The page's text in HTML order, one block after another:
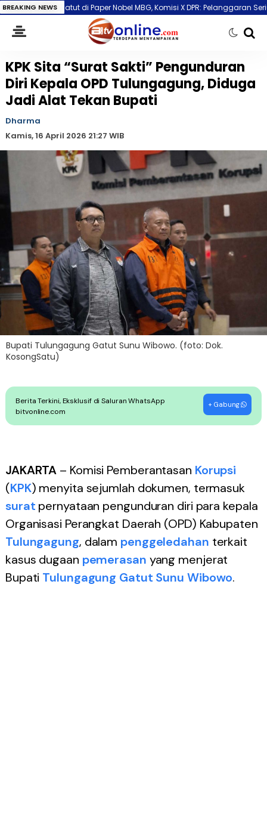
BREAKING NEWS
Paper Nobel MBG, Komisi X DPR: Pelanggaran Serius! Eks Ketua
KPK Sita “Surat Sakti” Pengunduran
Diri Kepala OPD Tulungagung, Diduga
Jadi Alat Tekan Bupati
Dharma
Kamis, 16 April 2026 21:27 WIB
Bupati Tulungagung Gatut Sunu Wibowo. (foto: Dok.
KosongSatu)
Berita Terkini, Eksklusif di Saluran WhatsApp
bitvonline.com
+ Gabung
JAKARTA – Komisi Pemberantasan Korupsi
(KPK) menyita sejumlah dokumen, termasuk
surat pernyataan pengunduran diri para kepala
Organisasi Perangkat Daerah (OPD) Kabupaten
Tulungagung, dalam penggeledahan terkait
kasus dugaan pemerasan yang menjerat
Bupati Tulungagung Gatut Sunu Wibowo.